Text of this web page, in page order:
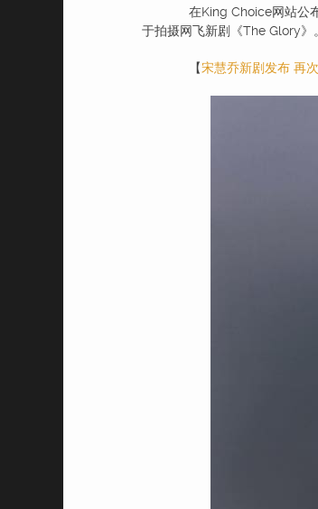
在King Choice网站公布
于拍摄网飞新剧《The Glory》。
【宋慧乔新剧发布 再